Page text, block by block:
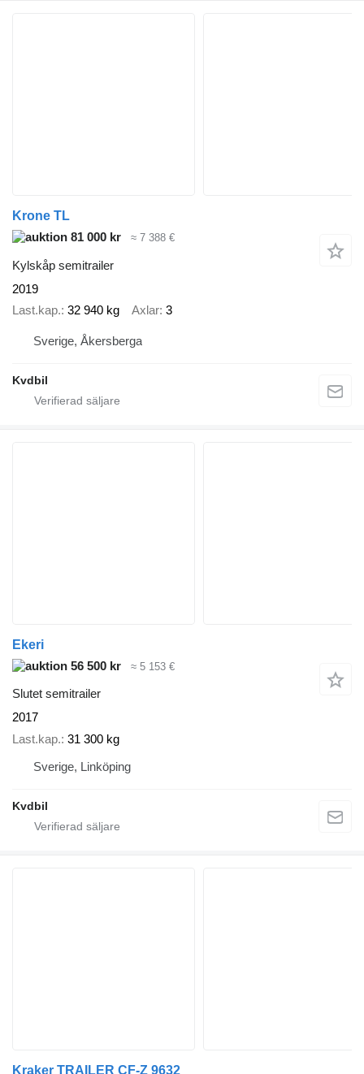
Krone TL
81 000 kr
≈ 7 388 €
Kylskåp semitrailer
2019
Last.kap. 32 940 kg Axlar 3
Sverige, Åkersberga
Kvdbil
Ekeri
56 500 kr
≈ 5 153 €
Slutet semitrailer
2017
Last.kap. 31 300 kg
Sverige, Linköping
Kvdbil
Kraker TRAILER CF-Z 9632